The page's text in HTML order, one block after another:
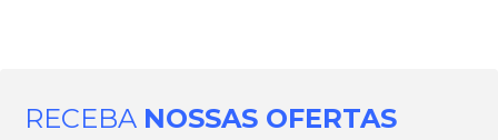
RECEBA NOSSAS OFERTAS